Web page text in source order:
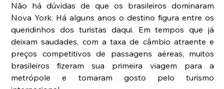
Não há dúvidas de que os brasileiros dominaram
Nova York. Há alguns anos o destino figura entre os
queridinhos dos turistas daqui. Em tempos que já
deixam saudades, com a taxa de câmbio atraente e
preços competitivos de passagens aéreas, muitos
brasileiros fizeram sua primeira viagem para a
metrópole e tomaram gosto pelo turismo